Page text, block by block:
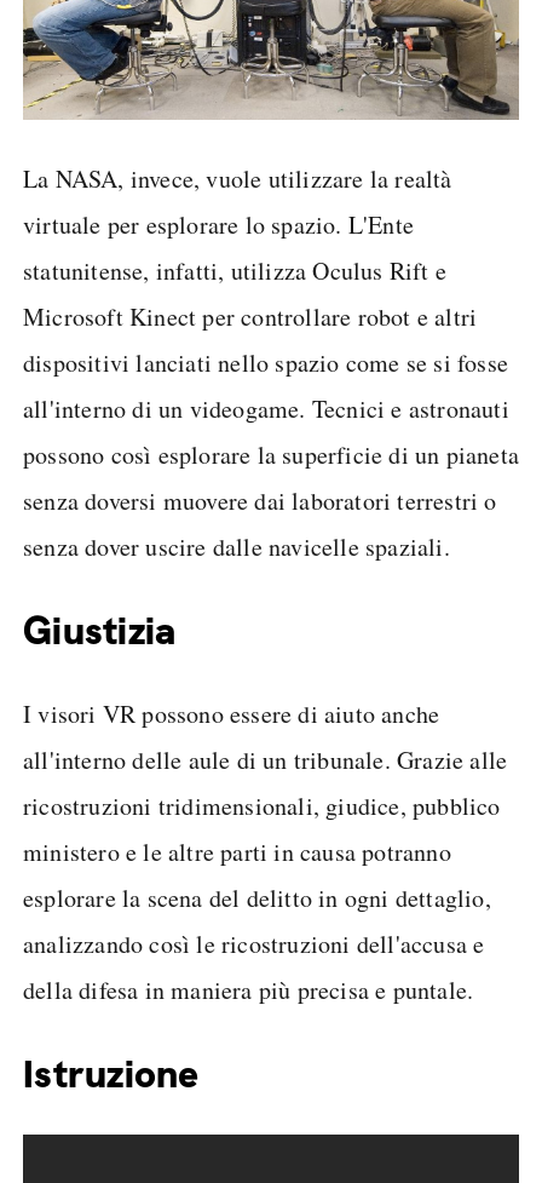
La NASA, invece, vuole utilizzare la realtà
virtuale per esplorare lo spazio. L'Ente
statunitense, infatti, utilizza Oculus Rift e
Microsoft Kinect per controllare robot e altri
dispositivi lanciati nello spazio come se si fosse
all'interno di un videogame. Tecnici e astronauti
possono così esplorare la superficie di un pianeta
senza doversi muovere dai laboratori terrestri o
senza dover uscire dalle navicelle spaziali.
Giustizia
I visori VR possono essere di aiuto anche
all'interno delle aule di un tribunale. Grazie alle
ricostruzioni tridimensionali, giudice, pubblico
ministero e le altre parti in causa potranno
esplorare la scena del delitto in ogni dettaglio,
analizzando così le ricostruzioni dell'accusa e
della difesa in maniera più precisa e puntale.
Istruzione